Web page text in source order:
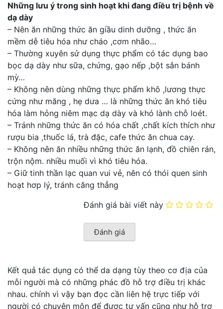
Những lưu ý trong sinh hoạt khi đang điều trị bệnh về
dạ dày
– Nên ăn những thức ăn giầu dinh dưỡng , thức ăn
mềm dễ tiêu hóa như cháo ,cơm nhão…
– Thường xuyên sử dụng thực phẩm có tác dụng bao
bọc dạ dày như sữa, chứng, gạo nếp ,bột sắn bánh
mỳ…
– Không nên dùng những thực phẩm khô ,lương thực
cứng như măng , hẹ dưa … là những thức ăn khó tiêu
hóa làm hỏng niêm mạc dạ dày và khó lành chỗ loét.
– Tránh những thức ăn có hóa chất ,chất kích thích như
rượu bia ,thuốc lá, trà đặc, cafe thức ăn chua cay.
– Không nên ăn nhiều những thức ăn lạnh, đồ chiên rán,
trộn nộm. nhiều muối vì khó tiêu hóa.
– Giữ tinh thần lạc quan vui vẻ, nên có thói quen sinh
hoạt hơp lý, tránh căng thẳng
Đánh giá bài viết này
Kết quả tác dụng có thể da dạng tùy theo cơ địa của
mỗi người mà có những phác đồ hỗ trợ điều trị khác
nhau. chính vì vậy bạn đọc cần liên hệ trực tiếp với
người có chuyên môn để được tư vấn cũng như hỗ trợ